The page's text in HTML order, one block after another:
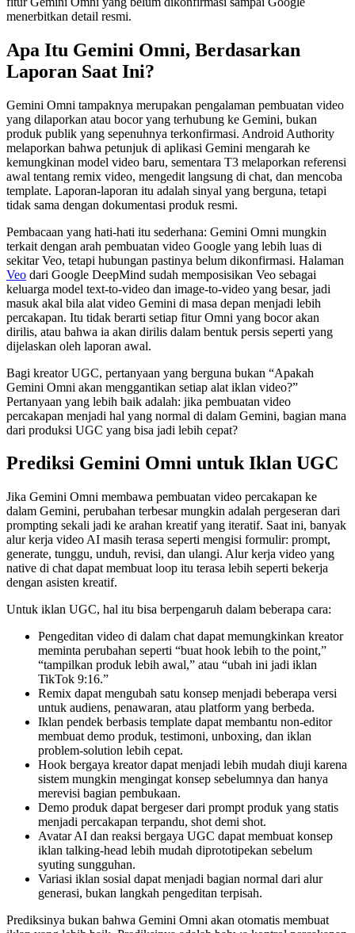
menerbitkan detail resmi.
Apa Itu Gemini Omni, Berdasarkan
Laporan Saat Ini?
Gemini Omni tampaknya merupakan pengalaman pembuatan video
yang dilaporkan atau bocor yang terhubung ke Gemini, bukan
produk publik yang sepenuhnya terkonfirmasi. Android Authority
melaporkan bahwa petunjuk di aplikasi Gemini mengarah ke
kemungkinan model video baru, sementara T3 melaporkan referensi
awal tentang remix video, mengedit langsung di chat, dan mencoba
template. Laporan-laporan itu adalah sinyal yang berguna, tetapi
tidak sama dengan dokumentasi produk resmi.
Pembacaan yang hati-hati itu sederhana: Gemini Omni mungkin
terkait dengan arah pembuatan video Google yang lebih luas di
sekitar Veo, tetapi hubungan pastinya belum dikonfirmasi. Halaman
Veo dari Google DeepMind sudah memposisikan Veo sebagai
keluarga model text-to-video dan image-to-video yang besar, jadi
masuk akal bila alat video Gemini di masa depan menjadi lebih
percakapan. Itu tidak berarti setiap fitur Omni yang bocor akan
dirilis, atau bahwa ia akan dirilis dalam bentuk persis seperti yang
dijelaskan oleh laporan awal.
Bagi kreator UGC, pertanyaan yang berguna bukan “Apakah
Gemini Omni akan menggantikan setiap alat iklan video?”
Pertanyaan yang lebih baik adalah: jika pembuatan video
percakapan menjadi hal yang normal di dalam Gemini, bagian mana
dari produksi UGC yang bisa jadi lebih cepat?
Prediksi Gemini Omni untuk Iklan UGC
Jika Gemini Omni membawa pembuatan video percakapan ke
dalam Gemini, perubahan terbesar mungkin adalah pergeseran dari
prompting sekali jadi ke arahan kreatif yang iteratif. Saat ini, banyak
alur kerja video AI masih terasa seperti mengisi formulir: prompt,
generate, tunggu, unduh, revisi, dan ulangi. Alur kerja video yang
native di chat dapat membuat loop itu terasa lebih seperti bekerja
dengan asisten kreatif.
Untuk iklan UGC, hal itu bisa berpengaruh dalam beberapa cara:
Pengeditan video di dalam chat dapat memungkinkan kreator
meminta perubahan seperti “buat hook lebih to the point,”
“tampilkan produk lebih awal,” atau “ubah ini jadi iklan
TikTok 9:16.”
Remix dapat mengubah satu konsep menjadi beberapa versi
untuk audiens, penawaran, atau platform yang berbeda.
Iklan pendek berbasis template dapat membantu non-editor
membuat demo produk, testimoni, unboxing, dan iklan
problem-solution lebih cepat.
Hook bergaya kreator dapat menjadi lebih mudah diuji karena
sistem mungkin mengingat konsep sebelumnya dan hanya
merevisi bagian pembukaan.
Demo produk dapat bergeser dari prompt produk yang statis
menjadi percakapan terpandu, shot demi shot.
Avatar AI dan reaksi bergaya UGC dapat membuat konsep
iklan talking-head lebih mudah diprototipekan sebelum
syuting sungguhan.
Variasi iklan sosial dapat menjadi bagian normal dari alur
generasi, bukan langkah pengeditan terpisah.
Prediksinya bukan bahwa Gemini Omni akan otomatis membuat